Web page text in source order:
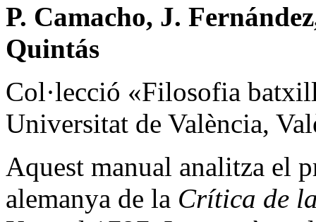
P. Camacho, J.
Quintás
Col·lecció «Filosofia
Universitat de València,
Aquest manual analitza el
alemanya de la Crítica de